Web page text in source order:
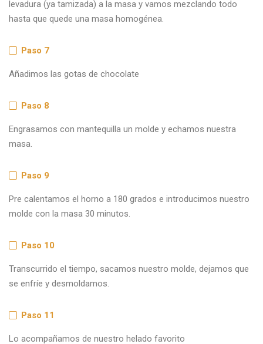
levadura (ya tamizada) a la masa y vamos mezclando todo
hasta que quede una masa homogénea.
Paso 7
Añadimos las gotas de chocolate
Paso 8
Engrasamos con mantequilla un molde y echamos nuestra
masa.
Paso 9
Pre calentamos el horno a 180 grados e introducimos nuestro
molde con la masa 30 minutos.
Paso 10
Transcurrido el tiempo, sacamos nuestro molde, dejamos que
se enfríe y desmoldamos.
Paso 11
Lo acompañamos de nuestro helado favorito